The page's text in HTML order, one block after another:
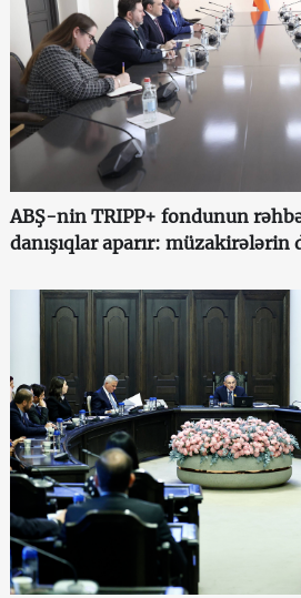
ABŞ-nin TRIPP+ fondunun
danışıqlar aparır: müzakirələrin